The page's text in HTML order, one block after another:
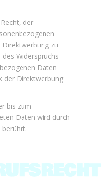
der
zu
Widerspruchs
Daten
der Direktwerbung
bis zum
Daten wird durch
berührt.